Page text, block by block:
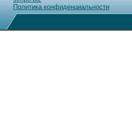
Политика конфиденциальности